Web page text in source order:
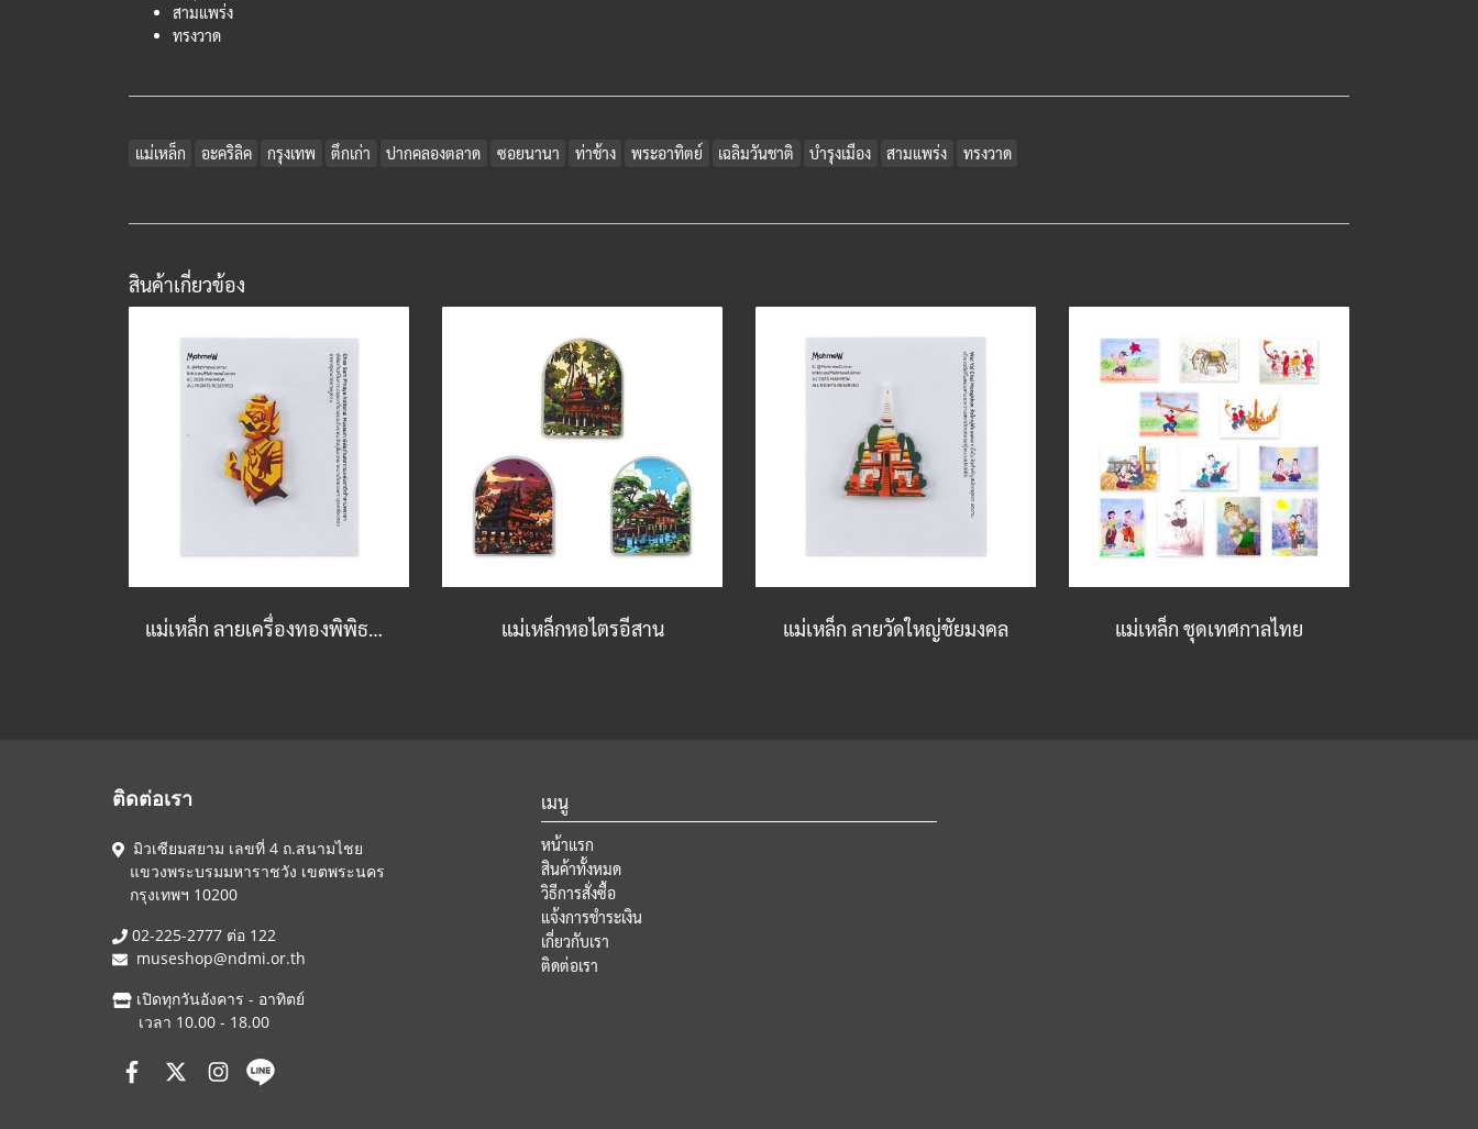
สามแพร่ง
ทรงวาด
แม่เหล็ก อะคริลิค กรุงเทพ ตึกเก่า ปากคลองตลาด ซอยนานา ท่าช้าง พระอาทิตย์ เฉลิมวันชาติ บำรุงเมือง สามแพร่ง ทรงวาด
สินค้าเกี่ยวข้อง
แม่เหล็ก ลายเครื่องทองพิพิธภัณฑ์เจ้าสามพระยา แม่เหล็กหอไตรอีสาน แม่เหล็ก ลายวัดใหญ่ชัยมงคล แม่เหล็ก ชุดเทศกาลไทย
ติดต่อเรา
มิวเซียมสยาม เลขที่ 4 ถ.สนามไชย
แขวงพระบรมมหาราชวัง เขตพระนคร
กรุงเทพฯ 10200
02-225-2777 ต่อ 122
museshop@ndmi.or.th
เปิดทุกวันอังคาร - อาทิตย์
เวลา 10.00 - 18.00
เมนู
หน้าแรก
สินค้าทั้งหมด
วิธีการสั่งซื้อ
แจ้งการชำระเงิน
เกี่ยวกับเรา
ติดต่อเรา